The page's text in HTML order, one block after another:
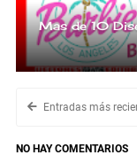
Mas de 10
Entradas más
NO HAY COMENTARIOS